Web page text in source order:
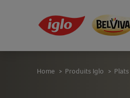
Home > Produits Iglo >